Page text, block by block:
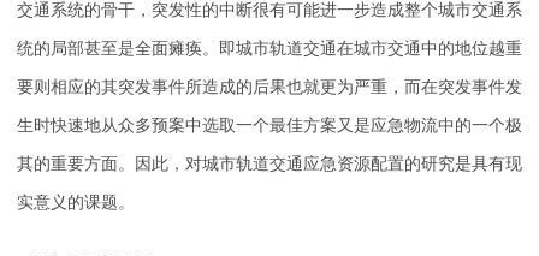
交通系统的骨干，突发性的中断很有可能进一步造成整个城市交通系
统的局部甚至是全面瘫痪。即城市轨道交通在城市交通中的地位越重
要则相应的其突发事件所造成的后果也就更为严重，而在突发事件发
生时快速地从众多预案中选取一个最佳方案又是应急物流中的一个极
其的重要方面。因此，对城市轨道交通应急资源配置的研究是具有现
实意义的课题。